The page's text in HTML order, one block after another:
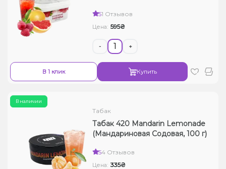
51 Отзывов
Цена: 595₴
- +
В 1 клик Купить
В наличии
Табак
Табак 420 Mandarin Lemonade
(Мандариновая Содовая, 100 г)
54 Отзывов
Цена: 335₴